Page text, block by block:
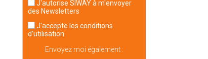
des Newsletters
J'accepte les conditions
d'utilisation
Envoyez moi également :